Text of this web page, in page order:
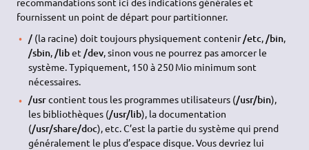
fournissent un point de départ pour partitionner.
/(la racine) doit toujours physiquement contenir/etc, /bin,
/sbin, /libet /dev, sinon vous ne pourrez pas amorcer le
système. Typiquement, 150 à 250 Mio minimum sont
nécessaires.
/usrcontient tous les programmes utilisateurs (/usr/bin),
les bibliothèques (/usr/lib), la documentation
(/usr/share/doc), etc. C’est la partie du système qui prend
généralement le plus d’espace disque. Vous devriez lui